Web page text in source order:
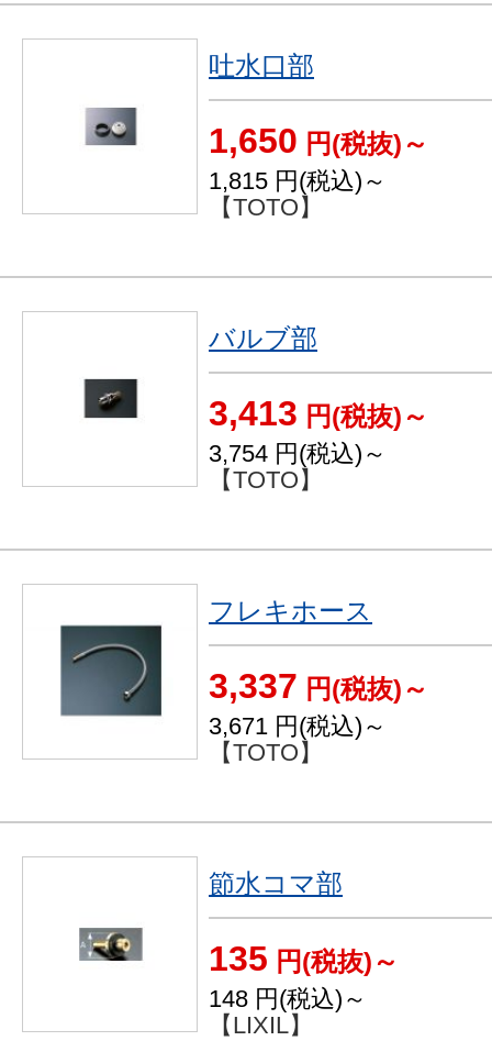
吐水口部
1,650 円(税抜)～
1,815 円(税込)～
【TOTO】
バルブ部
3,413 円(税抜)～
3,754 円(税込)～
【TOTO】
フレキホース
3,337 円(税抜)～
3,671 円(税込)～
【TOTO】
節水コマ部
135 円(税抜)～
148 円(税込)～
【LIXIL】